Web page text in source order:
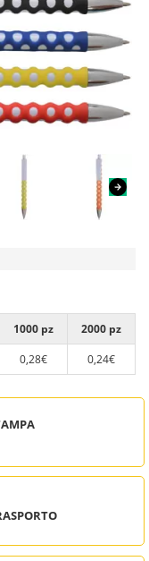
1000 pz
2000 pz
0,28€ 0,24€